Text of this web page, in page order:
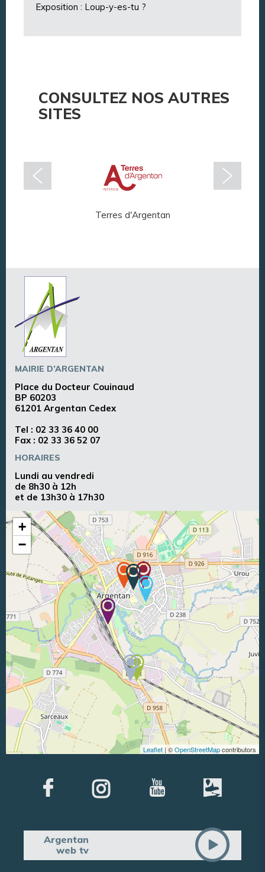
Exposition : Loup-y-es-tu ?
CONSULTEZ NOS AUTRES
SITES
Terres d'Argentan
MAIRIE D’ARGENTAN
Place du Docteur Couinaud
BP 60203
61201 Argentan Cedex
Tel : 02 33 36 40 00
Fax : 02 33 36 52 07
HORAIRES
Lundi au vendredi
de 8h30 à 12h
et de 13h30 à 17h30
+
−
Leaflet | ©OpenStreetMapcontributors
Argentan
web tv